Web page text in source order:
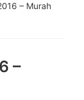
– Murah
–